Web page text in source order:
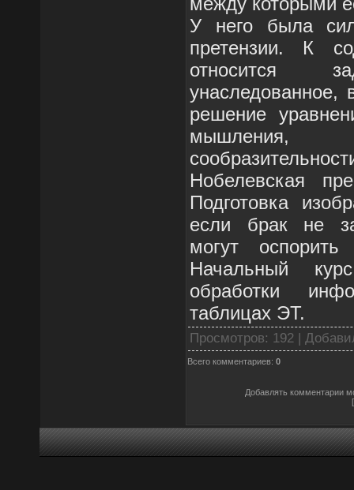
У него была
претензии. К
относится
унаследованное,
решение
Нобелевская
Подготовка
если брак не
могут
Начальный
обработки
таблицах ЭТ.
Просмотров: 192 |
Всего комментариев: 0
Добавлять комментарии